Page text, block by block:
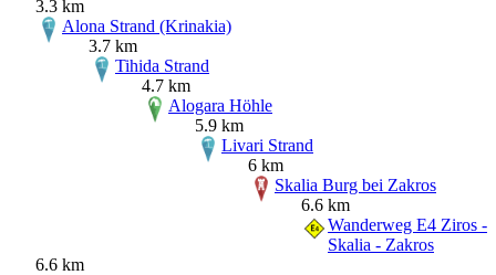
3.3 km
Alona Strand (Krinakia)
3.7 km
Tihida Strand
4.7 km
Alogara Höhle
5.9 km
Livari Strand
6 km
Skalia Burg bei Zakros
6.6 km
Wanderweg E4 Ziros -
Skalia - Zakros
6.6 km